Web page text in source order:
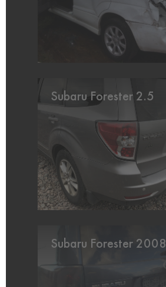
Subaru Forester 2.5
Subaru Forester 2008